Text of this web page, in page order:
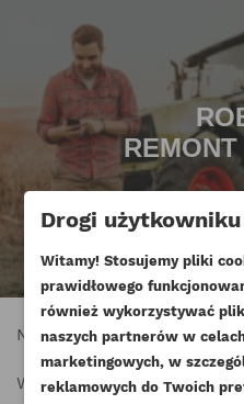
Nasza oferta panewek
W naszej ofercie znajdą
Drogi użytkowniku
Witamy! Stosujemy pliki
prawidłowego
również wykorzystywać
naszych partnerów w
marketingowych, w
reklamowych do Twoich